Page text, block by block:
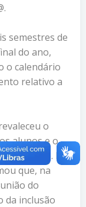
semestres de
do ano,
o calendário
relativo a
o
alunos e o
Em
que, na
do
da inclusão